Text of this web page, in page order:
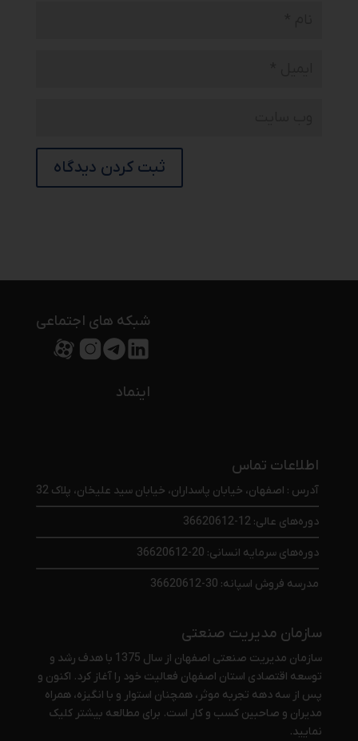
شبکه های اجتماعی
اینماد
اطلاعات تماس
آدرس : اصفهان، خیابان پاسداران، خیابان سید علیخان، پلاک 32
دوره‌های عالی: 12-36620612
دوره‌های سرمایه انسانی: 20-36620612
مدرسه فروش اسپانه: 30-36620612
سازمان مدیریت صنعتی
سازمان مدیریت صنعتی اصفهان از سال 1375 با هدف رشد و
توسعه اقتصادی استان اصفهان فعالیت خود را آغاز کرد. اکنون و
پس از سه دهه تجربه موثر، همچنان استوار و با انگیزه، همراه
مدیران و صاحبین کسب و کار است. برای مطالعه بیشتر کلیک
نمایید.